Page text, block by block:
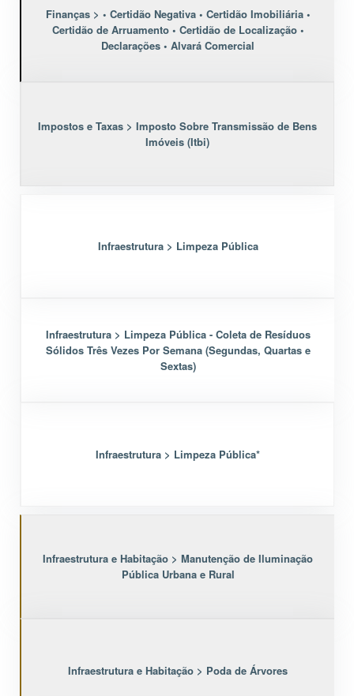
Finanças > • Certidão Negativa • Certidão Imobiliária •
Certidão de Arruamento • Certidão de Localização •
Declarações • Alvará Comercial
Impostos e Taxas > Imposto Sobre Transmissão de Bens
Imóveis (Itbi)
Infraestrutura > Limpeza Pública
Infraestrutura > Limpeza Pública - Coleta de Resíduos
Sólidos Três Vezes Por Semana (Segundas, Quartas e
Sextas)
Infraestrutura > Limpeza Pública*
Infraestrutura e Habitação > Manutenção de Iluminação
Pública Urbana e Rural
Infraestrutura e Habitação > Poda de Árvores